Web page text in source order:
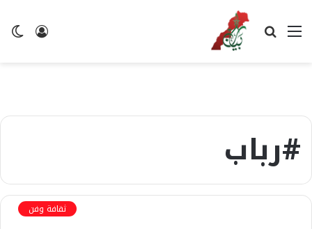
تسجيل
القائمة بحث
#رباب
ثقافة وفن